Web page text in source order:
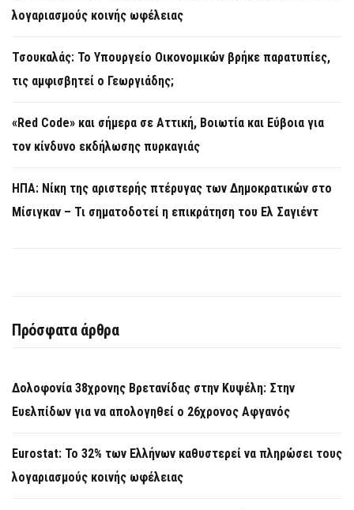
λογαριασμούς κοινής ωφέλειας
Τσουκαλάς: Το Υπουργείο Οικονομικών βρήκε παρατυπίες,
τις αμφισβητεί ο Γεωργιάδης;
«Red Code» και σήμερα σε Αττική, Βοιωτία και Εύβοια για
τον κίνδυνο εκδήλωσης πυρκαγιάς
ΗΠΑ: Νίκη της αριστερής πτέρυγας των Δημοκρατικών στο
Μίσιγκαν – Τι σηματοδοτεί η επικράτηση του Ελ Σαγιέντ
Πρόσφατα άρθρα
Δολοφονία 38χρονης Βρετανίδας στην Κυψέλη: Στην
Ευελπίδων για να απολογηθεί ο 26χρονος Αφγανός
Eurostat: Το 32% των Ελλήνων καθυστερεί να πληρώσει τους
λογαριασμούς κοινής ωφέλειας